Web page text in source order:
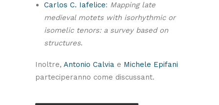
Carlos C. Iafelice: Mapping late
medieval motets with isorhythmic or
isomelic tenors: a survey based on
structures.
Inoltre, Antonio Calvia e Michele Epifani
parteciperanno come discussant.